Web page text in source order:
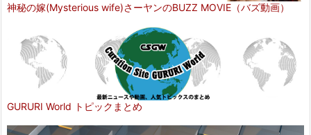
神秘の嫁(Mysterious wife)さーヤンのBUZZ MOVIE（バズ動画）
GURURI World トピックまとめ